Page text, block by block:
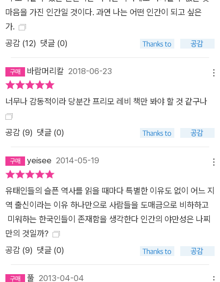
마음을 가진 인간일 것이다. 과연 나는 어떤 인간이 되고 싶은
가.
공감 (12) 댓글 (0)
바람머리칼 2018-06-23
너무나 감동적이라 당분간 프리모 레비 책만 봐야 할 것 같구나
공감 (9) 댓글 (0)
yeisee 2014-05-19
유태인들의 슬픈 역사를 읽을 때마다 특별한 이유도 없이 어느 지
역 출신이라는 이유 하나만으로 사람들을 도매금으로 비하하고
미워하는 한국인들이 존재함을 생각한다 인간의 야만성은 나찌
만의 것일까?
공감 (9) 댓글 (0)
풀 2013-04-04